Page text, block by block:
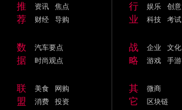
推
荐
资讯
焦点
财经
导购
行
业
娱乐
创意
科技
考试
数
据
汽车要点
时尚观点
战
略
企业
文化
游戏
手游
联
盟
美食
网购
消费
投资
其
它
微商
区块链